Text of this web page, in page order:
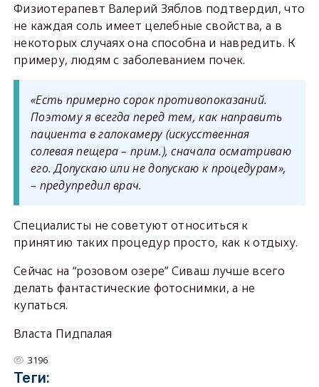
Физиотерапевт Валерий Зяблов подтвердил, что
не каждая соль имеет целебные свойства, а в
некоторых случаях она способна и навредить. К
примеру, людям с заболеванием почек.
«Есть примерно сорок противопоказаний.
Поэтому я всегда перед тем, как направить
пациента в галокамеру (искусственная
солевая пещера – прим.), сначала осматриваю
его. Допускаю или не допускаю к процедурам»,
– предупредил врач.
Специалисты не советуют относиться к
принятию таких процедур просто, как к отдыху.
Сейчас на “розовом озере” Сиваш лучше всего
делать фантастические фотоснимки, а не
купаться.
Власта Пидпалая
3196
Теги: